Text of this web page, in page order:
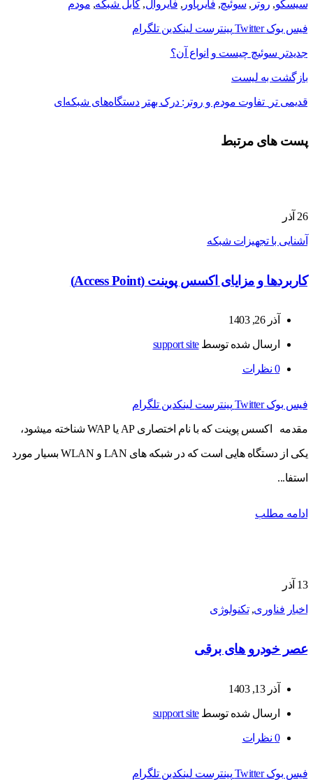
سیسکو, روتر , سوئیچ, فایرپاور , فایروال,کابل شبکه, مودم
فیس بوک Twitter پینترست لینکدین تلگرام
جدیدتر سوئیچ چیست و انواع آن؟
بازگشت به لیست
قدیمی تر تفاوت مودم و روتر: درک بهتر دستگاه‌های شبکه‌ای
پست های مرتبط
26 آذر
آشنایی با تجهیزات شبکه
کاربردها و مزایای اکسس پوینت (Access Point)
آذر 26, 1403
ارسال شده توسطsupport site
0 نظرات
فیس بوک Twitter پینترست لینکدین تلگرام
مقدمه اکسس پوینت که با نام اختصاری AP یا WAP شناخته میشود،
یکی از دستگاه هایی است که در شبکه های LAN و WLAN بسیار مورد
استفا...
ادامه مطلب
13 آذر
اخبار فناوری,تکنولوژی
عصر خودرو های برقی
آذر 13, 1403
ارسال شده توسطsupport site
0 نظرات
فیس بوک Twitter پینترست لینکدین تلگرام